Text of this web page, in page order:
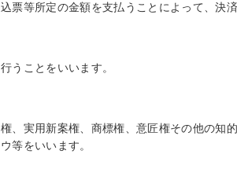
等所定の金額を支払うことによって、決
うことをいいます。
、実用新案権、商標権、意匠権その他の知
等をいいます。